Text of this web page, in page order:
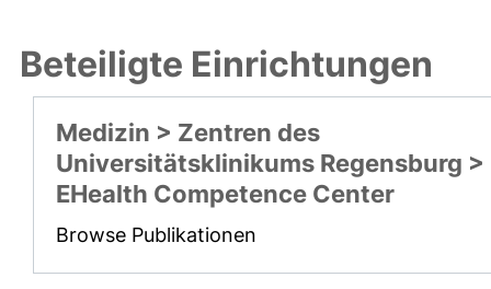
Beteiligte Einrichtungen
Medizin > Zentren des
Universitätsklinikums Regensburg >
EHealth Competence Center
Browse Publikationen